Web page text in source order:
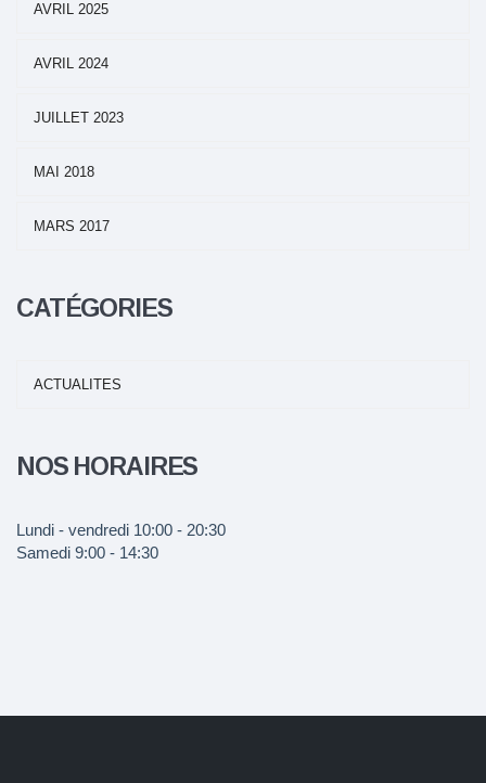
AVRIL 2025
AVRIL 2024
JUILLET 2023
MAI 2018
MARS 2017
CATÉGORIES
ACTUALITES
NOS HORAIRES
Lundi - vendredi 10:00 - 20:30
Samedi 9:00 - 14:30